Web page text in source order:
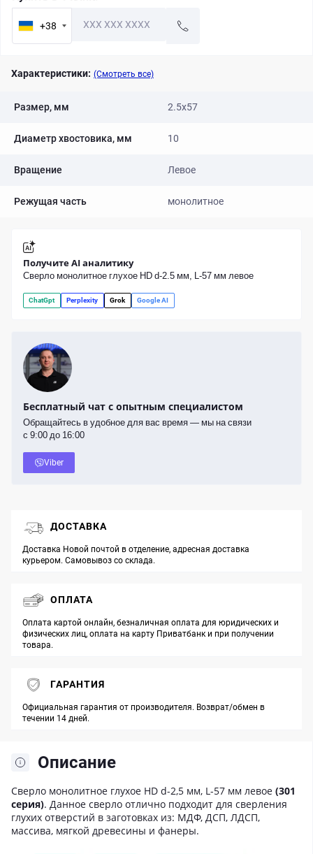
+38
Характеристики: (Смотреть все)
Размер, мм 2.5x57
Диаметр хвостовика, мм 10
Вращение Левое
Режущая часть монолитное
Получите AI аналитику
Сверло монолитное глухое HD d-2.5 мм, L-57 мм левое
ChatGpt Perplexity Grok Google AI
Бесплатный чат с опытным специалистом
Обращайтесь в удобное для вас время — мы на связи
с 9:00 до 16:00
Viber
Описание
Сверло монолитное глухое HD d-2,5 мм, L-57 мм левое (301
серия). Данное сверло отлично подходит для сверления
глухих отверстий в заготовках из: МДФ, ДСП, ЛДСП,
массива, мягкой древесины и фанеры.
ДОСТАВКА
Доставка Новой почтой в отделение, адресная доставка
курьером. Самовывоз со склада.
ОПЛАТА
Оплата картой онлайн, безналичная оплата для юридических и
физических лиц, оплата на карту Приватбанк и при получении
товара.
ГАРАНТИЯ
Официальная гарантия от производителя. Возврат/обмен в
течении 14 дней.